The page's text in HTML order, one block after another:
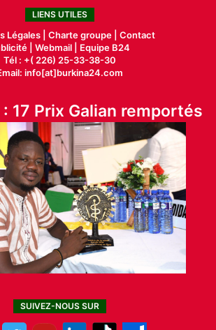
LIENS UTILES
Légales | Charte groupe | Contact
| Webmail |
Equipe B24
Tél : +( 226) 25-33-38-30
info[at]burkina24.com
17 Prix Galian remportés
SUIVEZ-NOUS SUR